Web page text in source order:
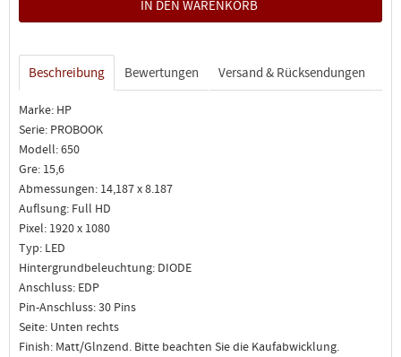
Beschreibung Bewertungen Versand & Rücksendungen
Marke: HP
Serie: PROBOOK
Modell: 650
Gre: 15,6
Abmessungen: 14,187 x 8.187
Auflsung: Full HD
Pixel: 1920 x 1080
Typ: LED
Hintergrundbeleuchtung: DIODE
Anschluss: EDP
Pin-Anschluss: 30 Pins
Seite: Unten rechts
Finish: Matt/Glnzend. Bitte beachten Sie die Kaufabwicklung.